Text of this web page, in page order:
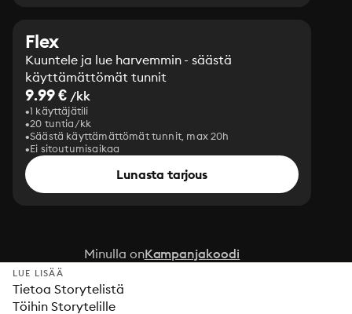
Flex
Kuuntele ja lue harvemmin - säästä
käyttämättömät tunnit
9.99 € /kk
1 käyttäjätili
20 tuntia/kk
Säästä käyttämättömät tunnit, max 20h
Ei sitoutumisaikaa
Lunasta tarjous
Minulla onKampanjakoodi
LUE LISÄÄ
Tietoa Storytelistä
Töihin Storytelille